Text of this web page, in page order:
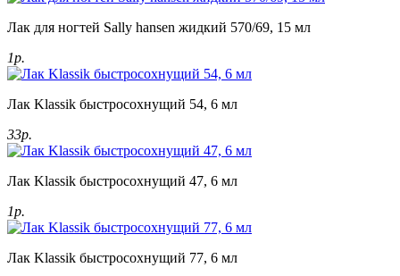
Лак для ногтей Sally hansen жидкий 570/69, 15 мл
1р.
Лак Klassik быстросохнущий 54, 6 мл
33р.
Лак Klassik быстросохнущий 47, 6 мл
1р.
Лак Klassik быстросохнущий 77, 6 мл